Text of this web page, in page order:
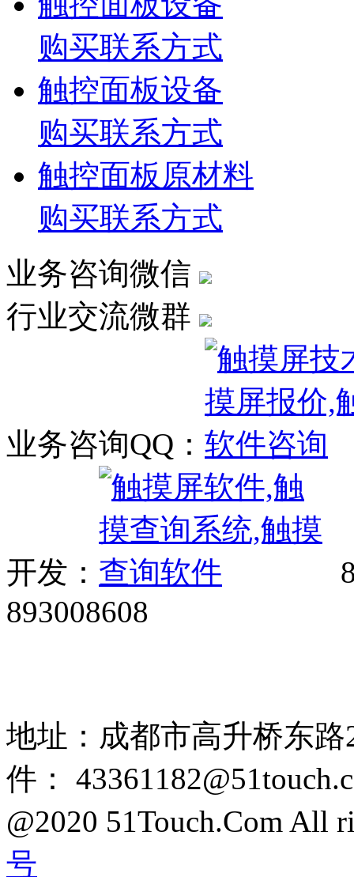
购买联系方式
触控面板设备
购买联系方式
触控面板原材料
购买联系方式
业务咨询微信
行业交流微群
业务咨询QQ：
开发：
893008608
地址：成都市高升桥东
件：
@2020 51Touch.Com All
号